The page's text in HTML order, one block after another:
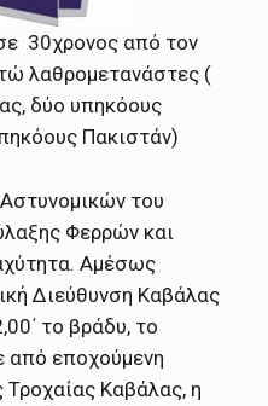
30χρονος από τον
λαθρομετανάστες (
δύο υπηκόους
Πακιστάν)
του
Φερρών και
Αμέσως
Διεύθυνση Καβάλας
το βράδυ, το
από εποχούμενη
Καβάλας, η